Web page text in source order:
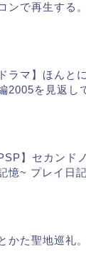
ンで再生する。
ドラマ】ほんと
2005を見返し
PSP】セカンド
憶~ プレイ日
かた聖地巡礼